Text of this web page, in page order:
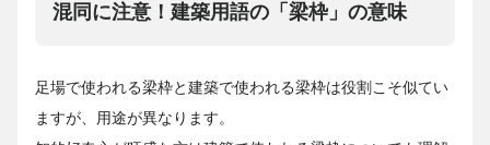
混同に注意！建築用語の「梁枠」の意味
足場で使われる梁枠と建築で使われる梁枠は役割こそ似てい
ますが、用途が異なります。